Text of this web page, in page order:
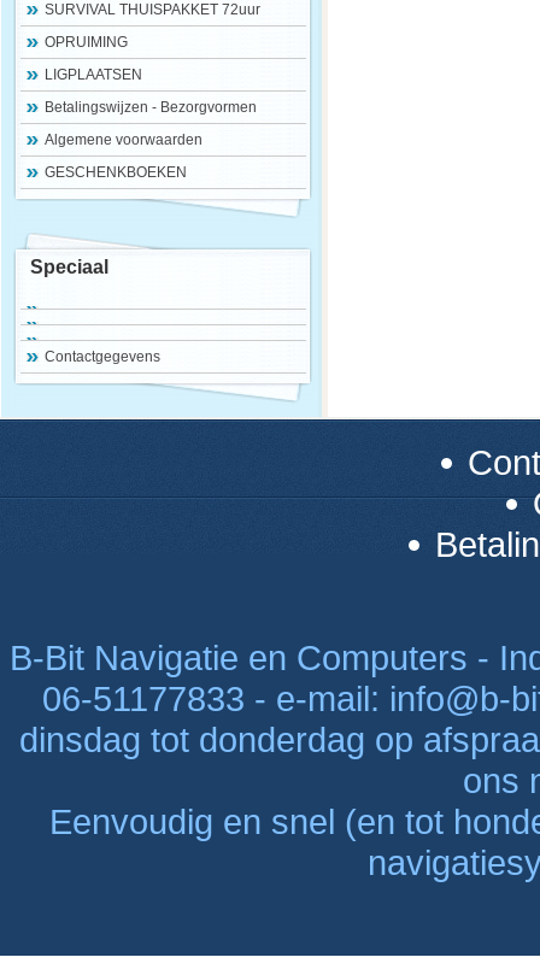
SURVIVAL THUISPAKKET 72uur
OPRUIMING
LIGPLAATSEN
Betalingswijzen - Bezorgvormen
Algemene voorwaarden
GESCHENKBOEKEN
Speciaal
Contactgegevens
B-Bit Navigatie en Computers -
06-51177833 - e-mail: info@b-
dinsdag tot donderdag op
ons
Eenvoudig en snel (en tot